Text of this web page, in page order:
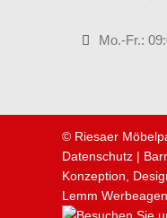
Mo.-Fr.:
© Riesaer
Datenschutz|
Konzeption,
Lemm